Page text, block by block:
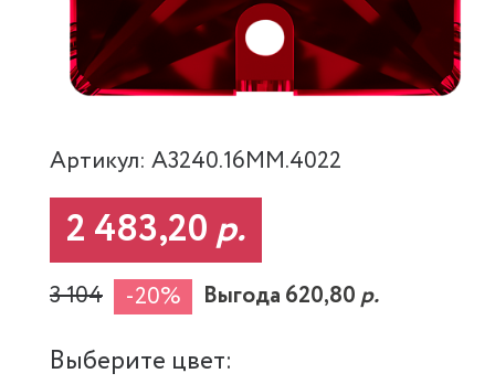
Артикул: A3240.16MM.4022
2 483,20р.
3 104 -20% Выгода 620,80р.
Выберите цвет: